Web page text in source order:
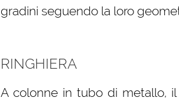
gradini seguendo la loro
RINGHIERA
A colonne in tubo di metallo,